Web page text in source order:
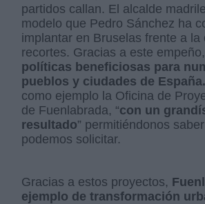
partidos callan. El alcalde
modelo que Pedro Sánchez ha
implantar en Bruselas frente a la
recortes. Gracias a este empeño,
políticas beneficiosas para
pueblos y ciudades de España.
como ejemplo la Oficina de
de Fuenlabrada, “con un
resultado” permitiéndonos
podemos solicitar.
Gracias a estos proyectos,
ejemplo de transformación